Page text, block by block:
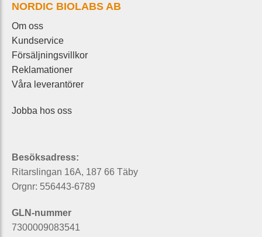
NORDIC BIOLABS AB
Om oss
Kundservice
Försäljningsvillkor
Reklamationer
Våra leverantörer
Jobba hos oss
Besöksadress:
Ritarslingan 16A, 187 66 Täby
Orgnr: 556443-6789
GLN-nummer
7300009083541